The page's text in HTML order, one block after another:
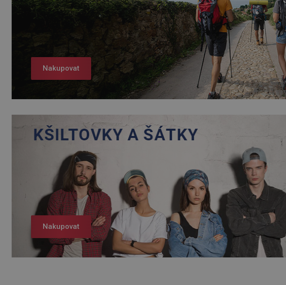
Nakupovat
Nakupovat